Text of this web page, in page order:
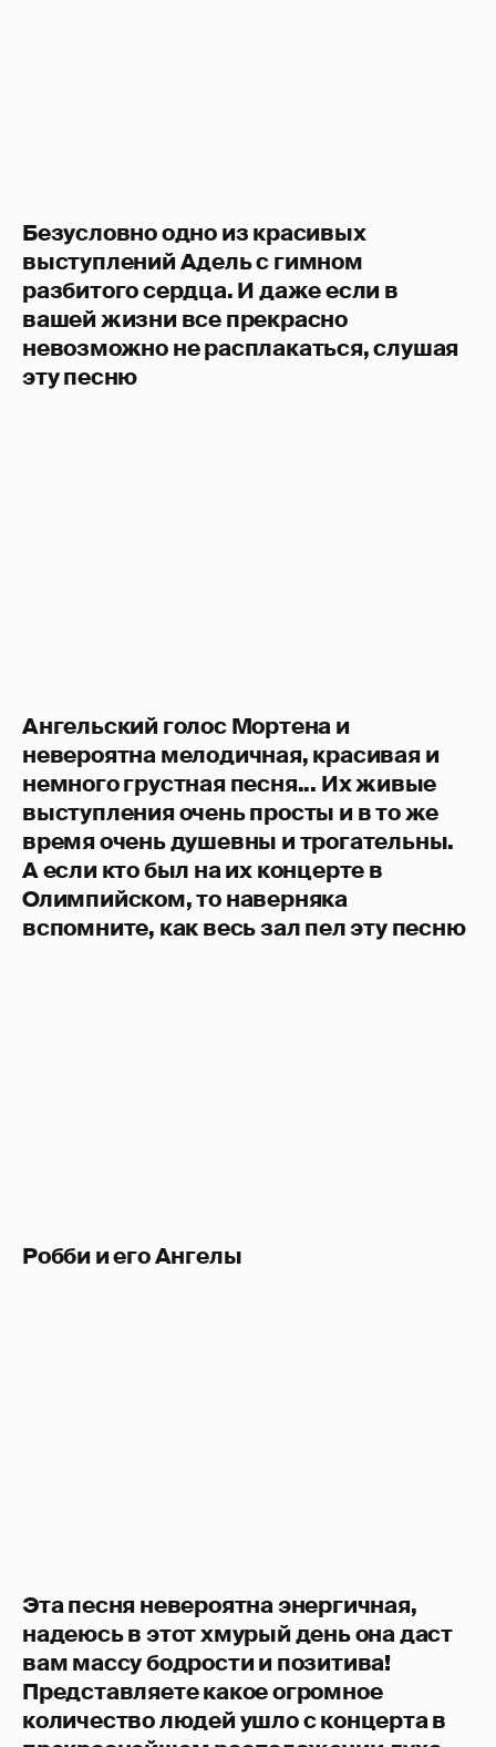
Безусловно одно из красивых
выступлений Адель с гимном
разбитого сердца. И даже если в
вашей жизни все прекрасно
невозможно не расплакаться, слушая
эту песню
Ангельский голос Мортена и
невероятна мелодичная, красивая и
немного грустная песня... Их живые
выступления очень просты и в то же
время очень душевны и трогательны.
А если кто был на их концерте в
Олимпийском, то наверняка
вспомните, как весь зал пел эту песню
Робби и его Ангелы
Эта песня невероятна энергичная,
надеюсь в этот хмурый день она даст
вам массу бодрости и позитива!
Представляете какое огромное
количество людей ушло с концерта в